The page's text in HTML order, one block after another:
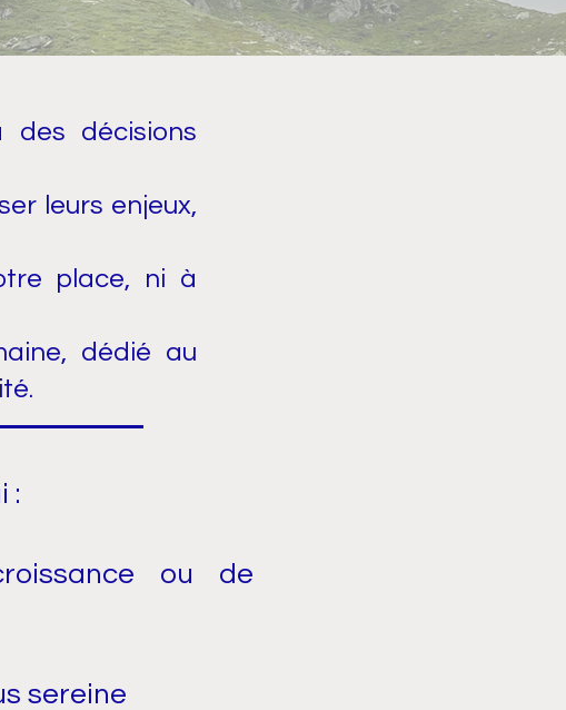
des décisions
leurs enjeux,
place, ni à
dédié au
:
ou de
sereine